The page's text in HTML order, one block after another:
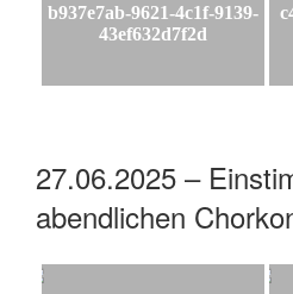
b937e7ab-9621-4c1f-9139-
43ef632d7f2d
27.06.2025 –
abendlichen